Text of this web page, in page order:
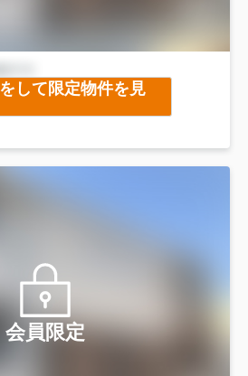
して限定物件を見
会員限定